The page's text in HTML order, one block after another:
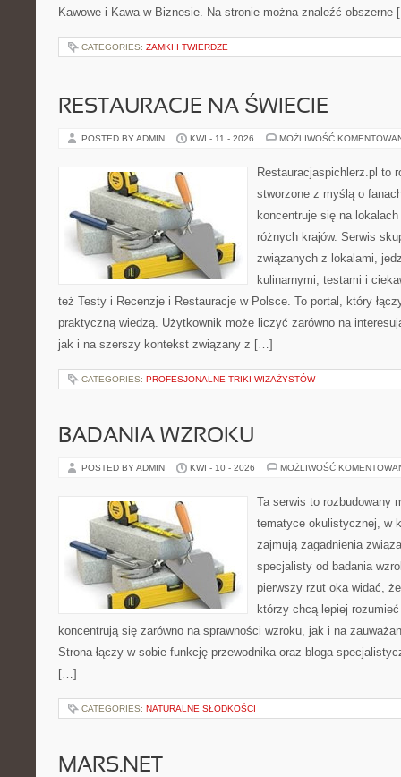
Kawowe i Kawa w Biznesie. Na stronie można znaleźć
CATEGORIES: ZAMKI I TWIERDZE
RESTAURACJE NA ŚWIECIE
POSTED BY ADMIN KWI - 11 - 2026 MOŻLIWOŚĆ
Restauracjaspichlerz.pl to
stworzone z myślą o
koncentruje się na
różnych krajów. Serwis
związanych z lokalami,
kulinarnymi, testami i
też Testy i Recenzje i Restauracje w Polsce. To portal, który
praktyczną wiedzą. Użytkownik może liczyć zarówno na
jak i na szerszy kontekst związany z […]
CATEGORIES: PROFESJONALNE TRIKI WIZAŻYSTÓW
BADANIA WZROKU
POSTED BY ADMIN KWI - 10 - 2026 MOŻLIWOŚĆ
Ta serwis to rozbudowany
tematyce okulistycznej, w
zajmują zagadnienia
specjalisty od badania
pierwszy rzut oka widać,
którzy chcą lepiej
koncentrują się zarówno na sprawności wzroku, jak i na
Strona łączy w sobie funkcję przewodnika oraz bloga
[…]
CATEGORIES: NATURALNE SŁODKOŚCI
MARS.NET